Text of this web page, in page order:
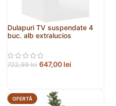
Dulapuri TV suspendate 4
buc. alb extralucios
722,99lei 647,00 lei
OFERTĂ